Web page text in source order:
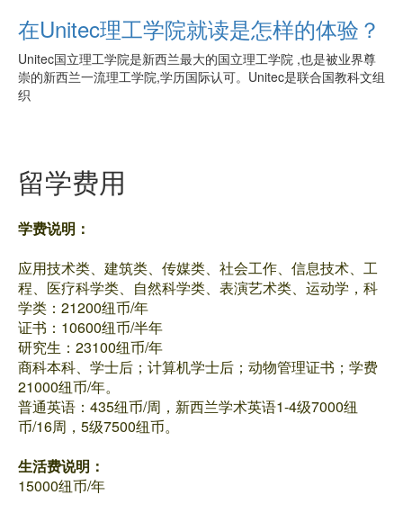
在Unitec理工学院就读是怎样的体验？
Unitec国立理工学院是新西兰最大的国立理工学院 ,也是被业界尊
崇的新西兰一流理工学院,学历国际认可。Unitec是联合国教科文组
织
留学费用
学费说明：
应用技术类、建筑类、传媒类、社会工作、信息技术、工
程、医疗科学类、自然科学类、表演艺术类、运动学，科
学类：21200纽币/年
证书：10600纽币/半年
研究生：23100纽币/年
商科本科、学士后；计算机学士后；动物管理证书；学费
21000纽币/年。
普通英语：435纽币/周，新西兰学术英语1-4级7000纽
币/16周，5级7500纽币。
生活费说明：
15000纽币/年